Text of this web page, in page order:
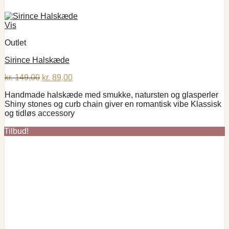
Vis
Outlet
Sirince Halskæde
kr.149,00 Den
pris
var:
kr. 149,00.
kr. 89,00Den
pris
er:
kr. 89,00.
Handmade halskæde med smukke, natursten og glasperler
Shiny stones og curb chain giver en romantisk vibe Klassisk
og tidløs accessory
Tilbud!